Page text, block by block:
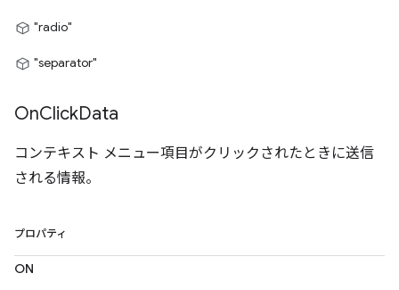
"radio"
"separator"
OnClickData
コンテキスト メニュー項目がクリックされたときに送信
される情報。
プロパティ
ON